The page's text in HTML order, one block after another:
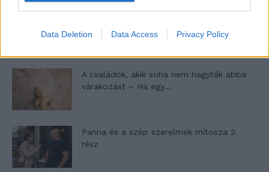
Data Deletion Data Access Privacy Policy
nyílik – Villa...
A családok, akik soha nem hagyták abba
várakozást – Ha egy...
Panna és a szép szerelmek mítosza 2.
rész